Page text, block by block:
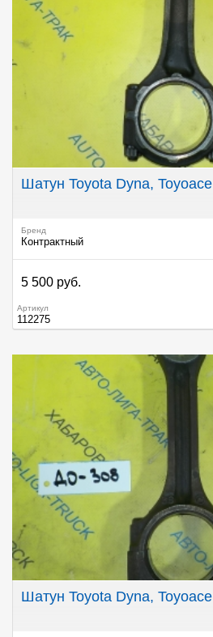
Шатун Toyota Dyna, Toyoace
Бренд
Контрактный
5 500 руб.
Артикул
112275
Шатун Toyota Dyna, Toyoace